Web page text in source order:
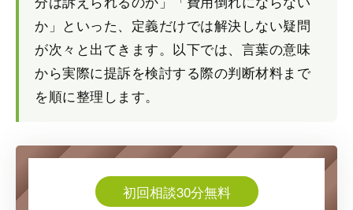
か」といった、定義だけでは解決しない疑問
が次々と出てきます。以下では、言葉の意味
から実際に提訴を検討する際の判断材料まで
を順に整理します。
初回相談30分無料